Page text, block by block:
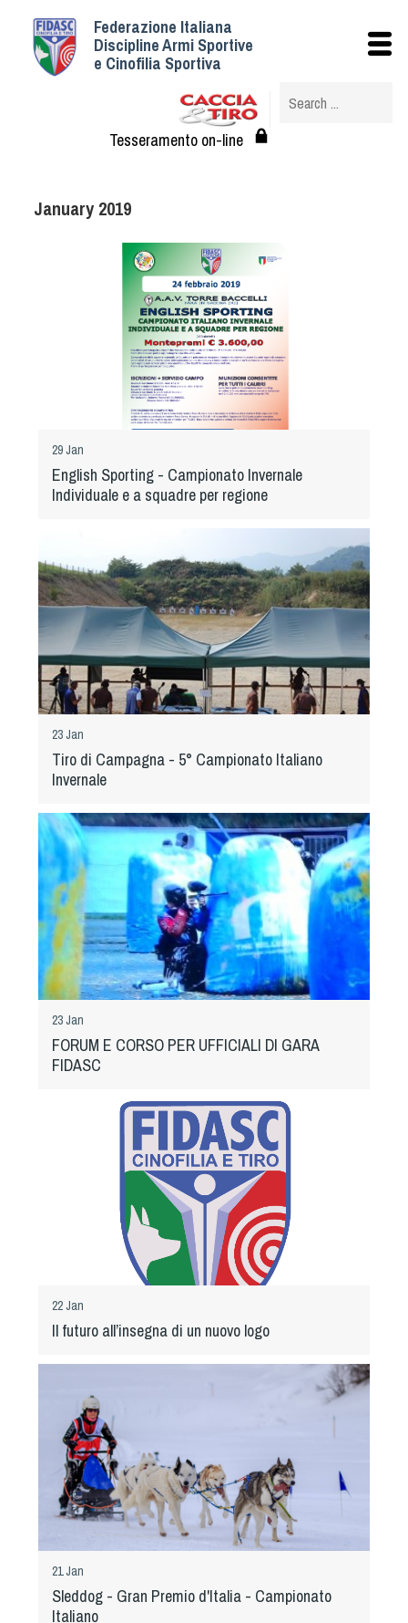
Federazione Italiana
Discipline Armi Sportive
e Cinofilia Sportiva
Tesseramento on-line
January 2019
29 Jan
English Sporting - Campionato Invernale
Individuale e a squadre per regione
23 Jan
Tiro di Campagna - 5° Campionato Italiano
Invernale
23 Jan
FORUM E CORSO PER UFFICIALI DI GARA
FIDASC
22 Jan
Il futuro all’insegna di un nuovo logo
21 Jan
Sleddog - Gran Premio d'Italia - Campionato
Italiano
Istituzionale
Struttura
Albo Veterinari federali
Circolari
Federazione Trasparente
Assicurazione
Convenzioni
Società
Tesserati
Albo Fornitori
Scuole Federali
Tecnici
Calendario Manifestazioni
Organi di Giustizia - Dispositivi
Modelli e moduli
Albo Atleti Cinofili
Guida Locandine Ufficiali
Tiro a Palla
Tiro con l'arco da caccia
Field Target
Paintball
Agility
DiscDog
Dog Balance
Dog Trail
Dog Triathlon
Hoopers
Mantrailing
Retriever Sport
Sheepdog
Sport acquatici
Treibball
Ipo Delta
Protezione civile Sportiva